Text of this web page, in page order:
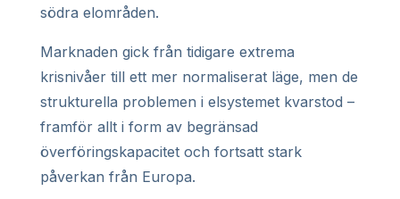
södra elområden.
Marknaden gick från tidigare extrema
krisnivåer till ett mer normaliserat läge, men de
strukturella problemen i elsystemet kvarstod –
framför allt i form av begränsad
överföringskapacitet och fortsatt stark
påverkan från Europa.